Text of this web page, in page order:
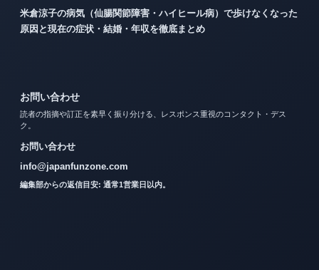
米倉涼子の病気（仙腸関節障害・ハイヒール病）で歩けなくなった
原因と現在の症状・結婚・年収を徹底まとめ
お問い合わせ
読者の指摘や訂正を素早く振り分ける、レスポンス重視のコンタクト・デス
ク。
お問い合わせ
info@japanfunzone.com
編集部からの返信目安: 通常1営業日以内。